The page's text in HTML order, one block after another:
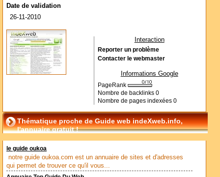
Date de validation
26-11-2010
Interaction
Reporter un problème
Contacter le webmaster
Informations Google
PageRank
Nombre de backlinks 0
Nombre de pages indexées 0
Thématique proche de Guide web indeXweb.info,
l'annuaire gratuit !
le guide oukoa
notre guide oukoa.com est un annuaire de sites et d'adresses
qui permet de trouver ce qu'il vous...